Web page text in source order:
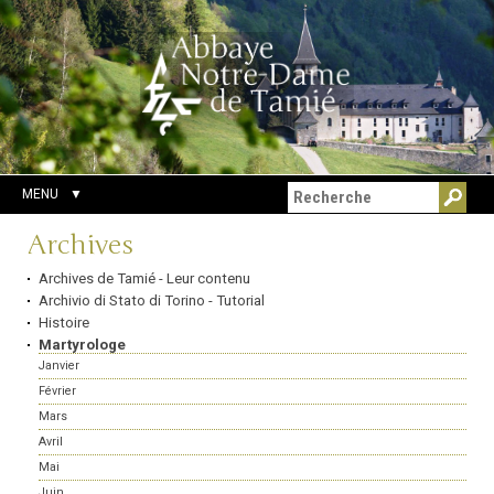
Aller
au
contenu.
|
Aller
à
la
navigation
Outils
personnels
Chercher par
Recherche
avancée…
MENU
Navigation
Archives
Archives de Tamié - Leur contenu
Archivio di Stato di Torino - Tutorial
Histoire
Martyrologe
Janvier
Février
Mars
Avril
Mai